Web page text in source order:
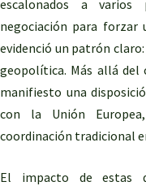
escalonados a varios
negociación para
evidenció un patrón
geopolítica. Más allá del
manifiesto una
con la Unión
coordinación tradicional
El impacto de estas